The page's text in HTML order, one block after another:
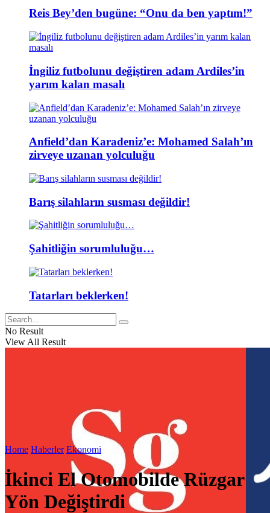
Reis Bey’den bugüne: “Onu da ben yaptım!”
İngiliz futbolunu değiştiren adam Ardiles’in
yarım kalan masalı
Anfield’dan Karadeniz’e: Mohamed Salah’ın
zirveye uzanan yolculuğu
Barış silahların susması değildir!
Şahitliğin sorumluluğu…
Tatarları beklerken!
No Result
View All Result
Home Haberler Ekonomi
İkinci El Otomobilde Rüzgar
Yön Değiştirdi